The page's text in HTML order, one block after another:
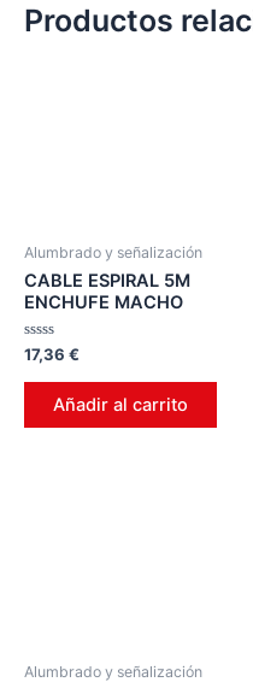
Productos
Alumbrado y señalización
CABLE ESPIRAL 5M
ENCHUFE MACHO
Valorado
0
17,36 €
Añadir al carrito
Alumbrado y señalización